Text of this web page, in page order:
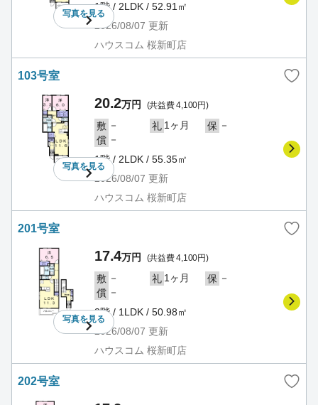
写真を見る
1階 / 2LDK / 52.91㎡
2026/08/07 更新
ハウスコム 桜新町店
103号室
写真を見る
20.2万円 (共益費 4,100円)
敷 － 礼 1ヶ月 保 －
償 －
1階 / 2LDK / 55.35㎡
2026/08/07 更新
ハウスコム 桜新町店
201号室
写真を見る
17.4万円 (共益費 4,100円)
敷 － 礼 1ヶ月 保 －
償 －
2階 / 1LDK / 50.98㎡
2026/08/07 更新
ハウスコム 桜新町店
202号室